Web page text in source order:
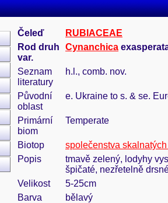
Čeleď
RUBIACEAE
Rod druh
var.
Cynanchica
Seznam
literatury
h.l., comb. nov.
Původní
oblast
e. Ukraine to s. & se.
Primární
biom
Temperate
Biotop
společenstva
Popis
tmavě zelený, lodyhy
špičaté, nezřetelně
Velikost
5-25cm
Barva
bělavý